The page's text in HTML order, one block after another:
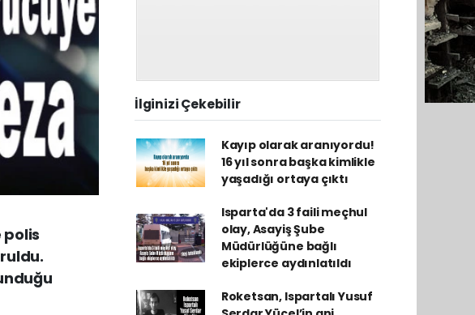
İlginizi Çekebilir
Kayıp olarak aranıyordu!
16 yıl sonra başka kimlikle
yaşadığı ortaya çıktı
Isparta'da 3 faili meçhul
olay, Asayiş Şube
Müdürlüğüne bağlı
ekiplerce aydınlatıldı
Roketsan, Ispartalı Yusuf